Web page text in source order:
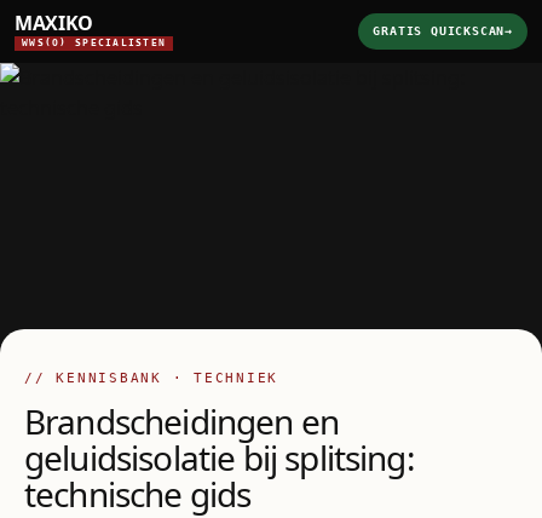
MAXIKO
WWS(O) SPECIALISTEN
GRATIS QUICKSCAN→
// KENNISBANK · TECHNIEK
Brandscheidingen en
geluidsisolatie bij splitsing:
technische gids